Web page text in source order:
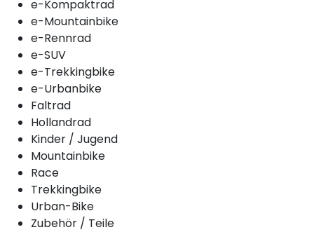
e-Kompaktrad
e-Mountainbike
e-Rennrad
e-SUV
e-Trekkingbike
e-Urbanbike
Faltrad
Hollandrad
Kinder / Jugend
Mountainbike
Race
Trekkingbike
Urban-Bike
Zubehör / Teile